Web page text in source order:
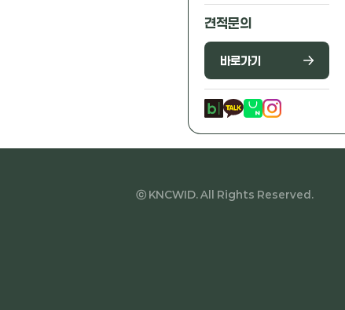
견적문의
바로가기
ⓒ KNCWID. All Rights Reserved.